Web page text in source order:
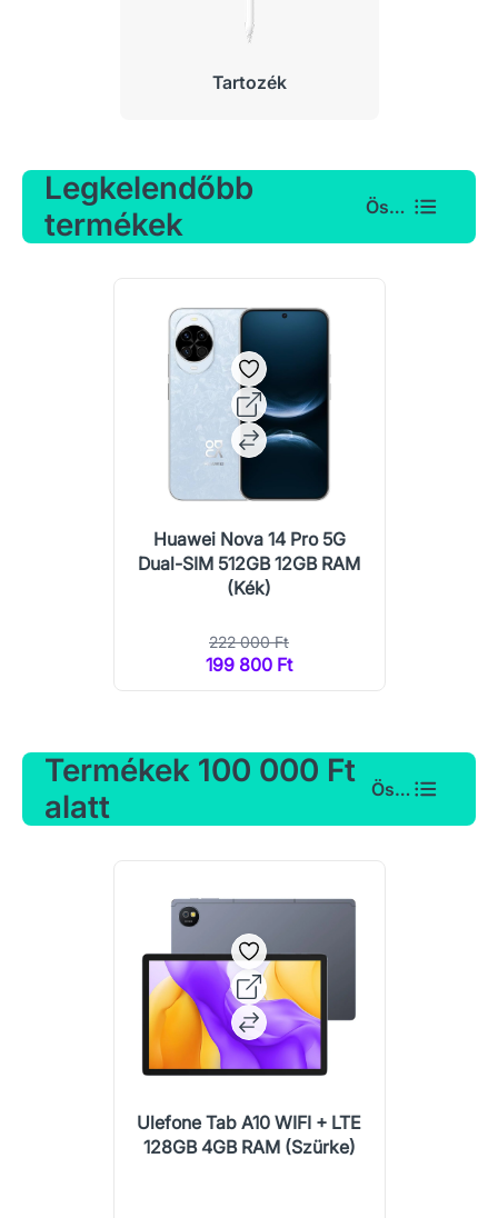
Tartozék
Legkelendőbb
termékek
Összes
Huawei Nova 14 Pro 5G
Dual-SIM 512GB 12GB RAM
(Kék)
222 000 Ft
199 800 Ft
Termékek 100 000 Ft
alatt
Összes
Ulefone Tab A10 WIFI + LTE
128GB 4GB RAM (Szürke)